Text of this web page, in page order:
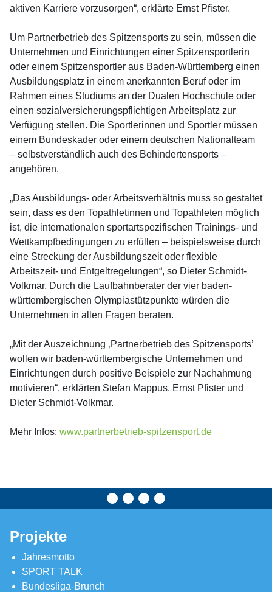
aktiven Karriere vorzusorgen“, erklärte Ernst Pfister.
Um Partnerbetrieb des Spitzensports zu sein, müssen die
Unternehmen und Einrichtungen einer Spitzensportlerin
oder einem Spitzensportler aus Baden-Württemberg einen
Ausbildungsplatz in einem anerkannten Beruf oder im
Rahmen eines Studiums an der Dualen Hochschule oder
einen sozialversicherungspflichtigen Arbeitsplatz zur
Verfügung stellen. Die Sportlerinnen und Sportler müssen
einem Bundeskader oder einem deutschen Nationalteam
– selbstverständlich auch des Behindertensports –
angehören.
„Das Ausbildungs- oder Arbeitsverhältnis muss so gestaltet
sein, dass es den Topathletinnen und Topathleten möglich
ist, die internationalen sportartspezifischen Trainings- und
Wettkampfbedingungen zu erfüllen – beispielsweise durch
eine Streckung der Ausbildungszeit oder flexible
Arbeitszeit- und Entgeltregelungen“, so Dieter Schmidt-
Volkmar. Durch die Laufbahnberater der vier baden-
württembergischen Olympiastützpunkte würden die
Unternehmen in allen Fragen beraten.
„Mit der Auszeichnung ‚Partnerbetrieb des Spitzensports’
wollen wir baden-württembergische Unternehmen und
Einrichtungen durch positive Beispiele zur Nachahmung
motivieren“, erklärten Stefan Mappus, Ernst Pfister und
Dieter Schmidt-Volkmar.
Mehr Infos: www.partnerbetrieb-spitzensport.de
Projekte
Jahresmotto
SPORT TALK
Bundesliga-Brunch